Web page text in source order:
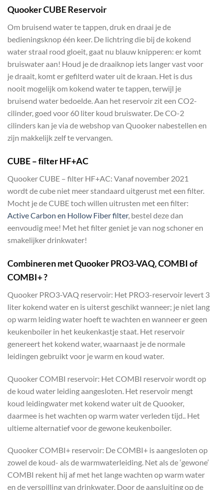
Quooker CUBE Reservoir
Om bruisend water te tappen, druk en draai je de
bedieningsknop één keer. De lichtring die bij de kokend
water straal rood gloeit, gaat nu blauw knipperen: er komt
bruiswater aan! Houd je de draaiknop iets langer vast voor
je draait, komt er gefilterd water uit de kraan. Het is dus
nooit mogelijk om kokend water te tappen, terwijl je
bruisend water bedoelde. Aan het reservoir zit een CO2-
cilinder, goed voor 60 liter koud bruiswater. De CO-2
cilinders kan je via de webshop van Quooker nabestellen en
zijn makkelijk zelf te vervangen.
CUBE – filter HF+AC
Quooker CUBE – filter HF+AC: Vanaf november 2021
wordt de cube niet meer standaard uitgerust met een filter.
Mocht je de CUBE toch willen uitrusten met een filter:
Active Carbon en Hollow Fiber filter, bestel deze dan
eenvoudig mee! Met het filter geniet je van nog schoner en
smakelijker drinkwater!
Combineren met Quooker PRO3-VAQ, COMBI of
COMBI+ ?
Quooker PRO3-VAQ reservoir: Het PRO3-reservoir levert 3
liter kokend water en is uiterst geschikt wanneer; je niet lang
op warm leiding water hoeft te wachten en wanneer er geen
keukenboiler in het keukenkastje staat. Het reservoir
genereert het kokend water, waarnaast je de normale
leidingen gebruikt voor je warm en koud water.
Quooker COMBI reservoir: Het COMBI reservoir wordt op
de koud water leiding aangesloten. Het reservoir mengt
koud leidingwater met kokend water uit de Quooker,
daarmee is het wachten op warm water verleden tijd.. Het
ultieme alternatief voor de gewone keukenboiler.
Quooker COMBI+ reservoir: De COMBI+ is aangesloten op
zowel de koud- als de warmwaterleiding. Net als de ‘gewone’
COMBI rekent hij af met het lange wachten op warm water
en de verspilling van drinkwater. Door de aansluiting op de